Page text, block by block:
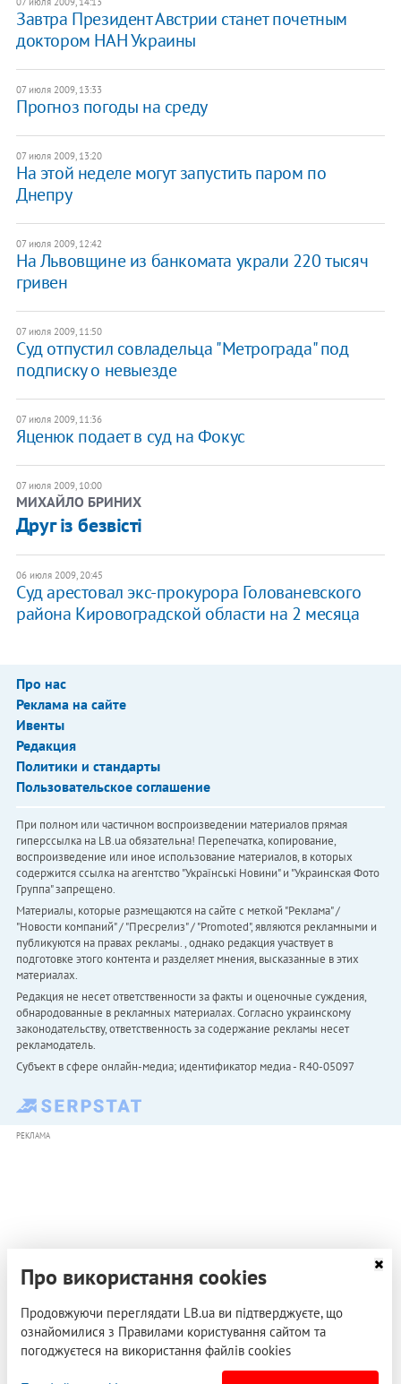
Завтра Президент Австрии станет почетным
доктором НАН Украины
07 июля 2009, 13:33
Прогноз погоды на среду
07 июля 2009, 13:20
На этой неделе могут запустить паром по
Днепру
07 июля 2009, 12:42
На Львовщине из банкомата украли 220 тысяч
гривен
07 июля 2009, 11:50
Суд отпустил совладельца "Метрограда" под
подписку о невыезде
07 июля 2009, 11:36
Яценюк подает в суд на Фокус
07 июля 2009, 10:00
МИХАЙЛО БРИНИХ
Друг із безвісті
06 июля 2009, 20:45
Суд арестовал экс-прокурора Голованевского
района Кировоградской области на 2 месяца
Про нас
Реклама на сайте
Ивенты
Редакция
Политики и стандарты
Пользовательское соглашение
При полном или частичном воспроизведении материалов прямая
гиперссылка на LB.ua обязательна! Перепечатка, копирование,
воспроизведение или иное использование материалов, в которых
содержится ссылка на агентство "Українськi Новини" и "Украинская Фото
Группа" запрещено.
Материалы, которые размещаются на сайте с меткой "Реклама" /
"Новости компаний" / "Пресрелиз" / "Promoted", являются рекламными и
публикуются на правах рекламы. , однако редакция участвует в
подготовке этого контента и разделяет мнения, высказанные в этих
материалах.
Редакция не несет ответственности за факты и оценочные суждения,
обнародованные в рекламных материалах. Согласно украинскому
законодательству, ответственность за содержание рекламы несет
рекламодатель.
Субъект в сфере онлайн-медиа; идентификатор медиа - R40-05097
РЕКЛАМА
Про використання cookies
Продовжуючи переглядати LB.ua ви підтверджуєте, що
ознайомилися з Правилами користування сайтом та
погоджуєтеся на використання файлів cookies